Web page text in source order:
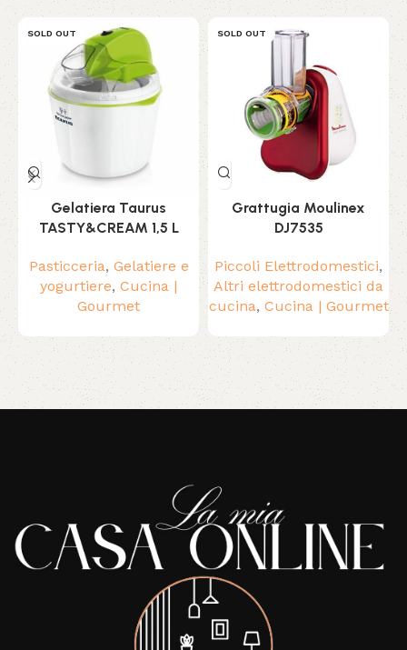
SOLD OUT
Gelatiera Taurus
TASTY&CREAM 1,5 L
Pasticceria, Gelatiere e
yogurtiere, Cucina |
Gourmet
SOLD OUT
Grattugia Moulinex
DJ7535
Piccoli Elettrodomestici,
Altri elettrodomestici da
cucina, Cucina | Gourmet
Read More